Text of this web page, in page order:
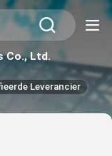
Co., Ltd.
Leverancier